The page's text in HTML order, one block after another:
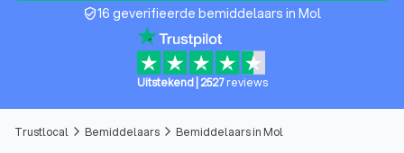
verified_user16 geverifieerde bemiddelaars in Mol
Uitstekend| 2527 reviews
Trustlocal arrow_forward_ios Bemiddelaars arrow_forward_ios Bemiddelaars in Mol